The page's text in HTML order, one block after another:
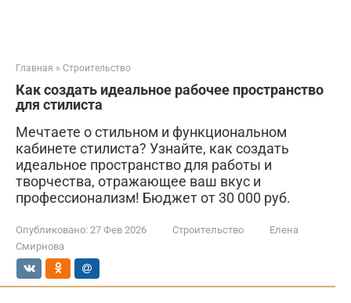
Главная » Строительство
Как создать идеальное рабочее пространство
для стилиста
Мечтаете о стильном и функциональном
кабинете стилиста? Узнайте, как создать
идеальное пространство для работы и
творчества, отражающее ваш вкус и
профессионализм! Бюджет от 30 000 руб.
Опубликовано: 27 Фев 2026 Строительство
Елена
Смирнова